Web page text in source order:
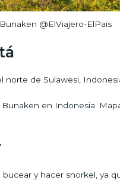
@ElViajero-ElPais
norte de Sulawesi,
Bunaken en Indonesia.
bucear y hacer snorkel, ya